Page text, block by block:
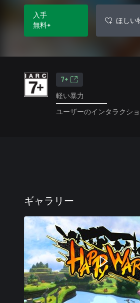
入手
無料+
ほしい
7+
軽い暴力
ユーザーのインタラクシ
ギャラリー